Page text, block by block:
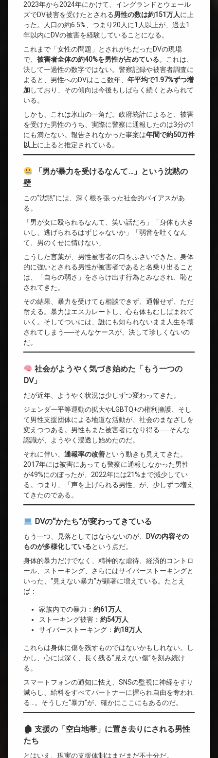
2023年から2024年にかけて、イングランドとウェール
ズでDV被害を受けたとされる男性の数は約151万人に上
った。人口の約6.5%、つまり20人に1人以上が、過去1
年以内にDVの被害を経験していることになる。
これまで「女性の問題」とされがちだったDVの現場
で、 被害者全体の約40%を男性が占めている。これは、
決して一過性の数字ではない。警察記録や被害者調査に
よると、男性へのDVはここ数年、 年平均で1.97%ずつ増
加 しており、その傾向は今後もしばらく続くとみられて
いる。
しかも、これは氷山の一角だ。政府統計によると、被害
を受けた男性のうち、実際に警察に通報したのは3分の1
にも満たない。報告されなかった事案は年間で約50万件
以上に上ると推定されている。
「男が暴力を受けるなんて…」という沈黙の
壁
この“沈黙”には、深く根を張った社会的バイアスがあ
る。
「男が女に殴られるなんて、笑い話だろ」「身体も大き
いし、逃げられるはずじゃないか」「弱音を吐くなん
て、男のくせに情けない」
こうした言葉が、男性被害者の口をふさいできた。身体
的に強いとされる男性が被害者であると名乗り出ること
は、「自らの弱さ」をさらけ出す行為とみなされ、恥と
されてきた。
その結果、暴力を受けても相談できず、通報せず、ただ
耐える。暴力はエスカレートし、心も体もむしばまれて
いく。そしてついには、誰にも知られないまま人生を壊
されてしまう──そんなケースが、決して珍しくないの
だ。
社会がようやく気づき始めた「もう一つの
DV」
だが近年、ようやく状況は少しずつ変わってきた。
ジェンダー平等運動の拡大やLGBTQ+の権利擁護、そし
て男性支援団体による地道な活動が、社会のまなざしを
変えつつある。男性もまた被害者になり得る──そんな
認識が、ようやく浸透し始めたのだ。
それに伴い、 通報率の改善という動きも見えてきた。
2017年には被害にあっても警察に通報しなかった男性
が49%にのぼったが、2022年には21%まで減少してい
る。つまり、「声を上げられる男性」が、少しずつ増え
てきたのである。
DVの“かたち”が変わってきている
もう一つ、見落としてはならないのが、
DVの内容その
ものが多様化しているという点だ。
身体的暴力だけでなく、精神的な虐待、経済的コントロ
ール、ストーキング、さらにはサイバーストーキングと
いった、“見えない暴力”が顕著に増えている。たとえ
ば：
家族内での暴力： 約61万人
ストーキング被害： 約54万人
サイバーストーキング： 約18万人
これらは身体に傷を残すものではないかもしれない。し
かし、心には深く、長く残る“見えない傷”を刻み続け
る。
スマートフォンの通知に怯え、SNSの監視に神経をすり
減らし、給料をすべてパートナーに握られ自由を奪われ
る…。そうした“暴力”が、確かにここにもあるのだ。
🏚 支援の「空白地帯」に置き去りにされる男性
たち
とはいえ、現実の支援体制はまだまだ不十分だ。